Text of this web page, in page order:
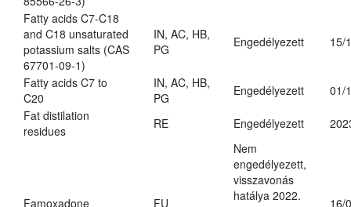
Fatty acids C7-C18
and C18 unsaturated
potassium salts (CAS
67701-09-1)
IN, AC, HB,
PG
Engedélyezett 15/
Fatty acids C7 to
C20
IN, AC, HB,
PG
Engedélyezett
01/
Fat distilation
residues
RE Engedélyezett
Famoxadone FU
Nem
engedélyezett,
visszavonás
hatálya 2022.
16/